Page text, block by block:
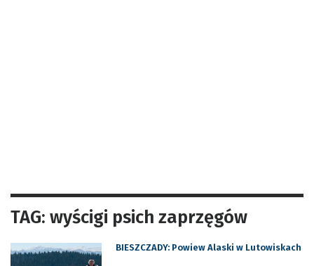
TAG: wyścigi psich zaprzęgów
BIESZCZADY: Powiew Alaski w Lutowiskach